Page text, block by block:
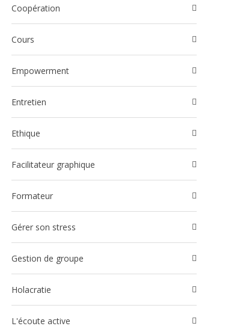
Coopération
Cours
Empowerment
Entretien
Ethique
Facilitateur graphique
Formateur
Gérer son stress
Gestion de groupe
Holacratie
l'écoute active